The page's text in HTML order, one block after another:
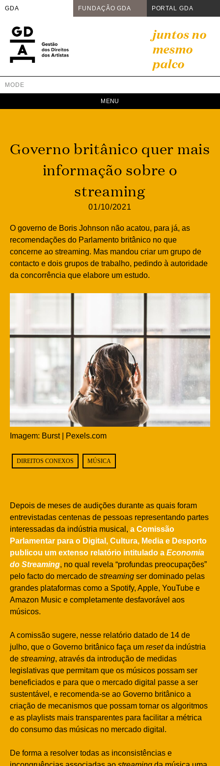
GDA FUNDAÇÃO GDA PORTAL GDA
content
juntos no
mesmo
palco
GDA
Juntos no mesmo palco
MODE
Governo britânico quer mais
informação sobre o
streaming
01/10/2021
O governo de Boris Johnson não acatou, para já, as
recomendações do Parlamento britânico no que
concerne ao streaming. Mas mandou criar um grupo de
contacto e dois grupos de trabalho, pedindo à autoridade
da concorrência que elabore um estudo.
Imagem: Burst | Pexels.com
DIREITOS CONEXOS MÚSICA
Depois de meses de audições durante as quais foram
entrevistadas centenas de pessoas representando partes
interessadas da indústria musical, a Comissão
Parlamentar para o Digital, Cultura, Media e Desporto
publicou um extenso relatório intitulado a Economia
do Streaming, no qual revela “profundas preocupações”
pelo facto do mercado de streaming ser dominado pelas
grandes plataformas como a Spotify, Apple, YouTube e
Amazon Music e completamente desfavorável aos
músicos.
A comissão sugere, nesse relatório datado de 14 de
julho, que o Governo britânico faça um resetda indústria
de streaming, através da introdução de medidas
legislativas que permitam que os músicos possam ser
beneficiados e para que o mercado digital passe a ser
sustentável, e recomenda-se ao Governo britânico a
criação de mecanismos que possam tornar os algoritmos
e as playlists mais transparentes para facilitar a métrica
do consumo das músicas no mercado digital.
De forma a resolver todas as inconsistências e